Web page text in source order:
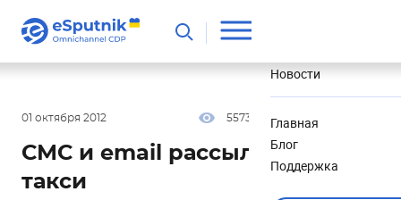
Новости
Главная
Блог
Поддержка
01 октября 2012 5573
СМС и email рассылка для
такси